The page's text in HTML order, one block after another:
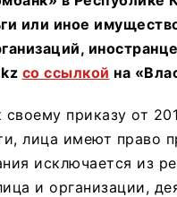
или иное
со ссылкой на
своему приказу от
лица имеют право
исключается из
и организации,